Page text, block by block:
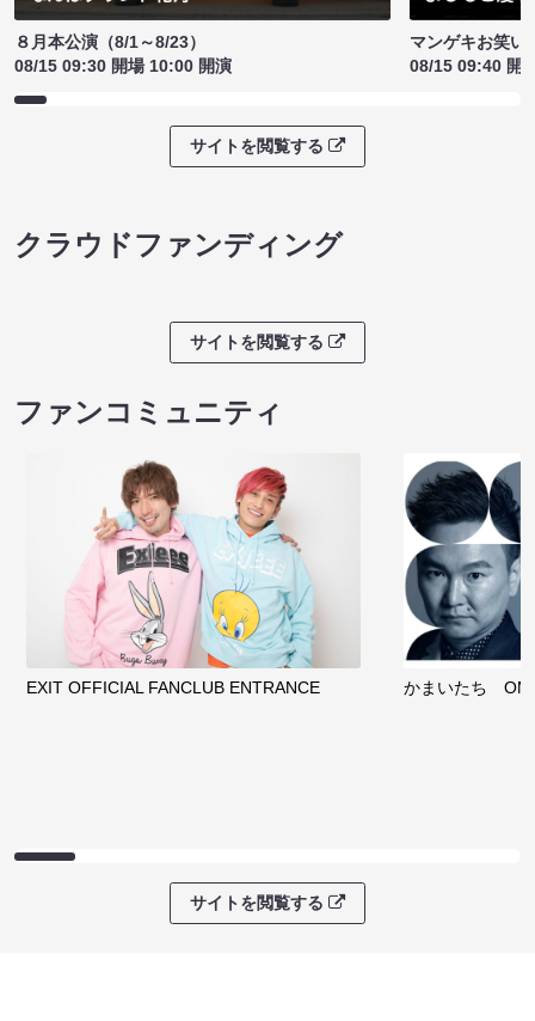
８月本公演（8/1～8/23）
08/15 09:30 開場 10:00 開演
マンゲキお笑い
08/15 09:40 開
サイトを閲覧する
クラウドファンディング
サイトを閲覧する
ファンコミュニティ
EXIT OFFICIAL FANCLUB ENTRANCE かまいたち
サイトを閲覧する